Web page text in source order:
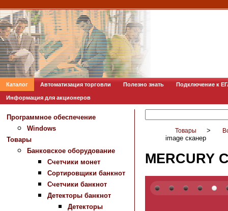
Каталог Автоматизация торговли Полезно знать Подключение к
Информация для акционеров
Программное обеспечение
Windows
Товары
Банковское оборудование
Счетчики монет
Сортировщики банкнот
Счетчики банкнот
Детекторы банкнот
Детекторы
Товары >
image сканер
MERCURY